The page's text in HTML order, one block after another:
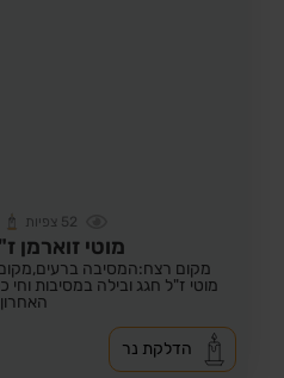
52 צפיות
מוטי זוארמן
מקום רצח:המסיבה ברעים,
מוטי ז"ל חגג ובילה במסיבות וחי
הדלקת נר